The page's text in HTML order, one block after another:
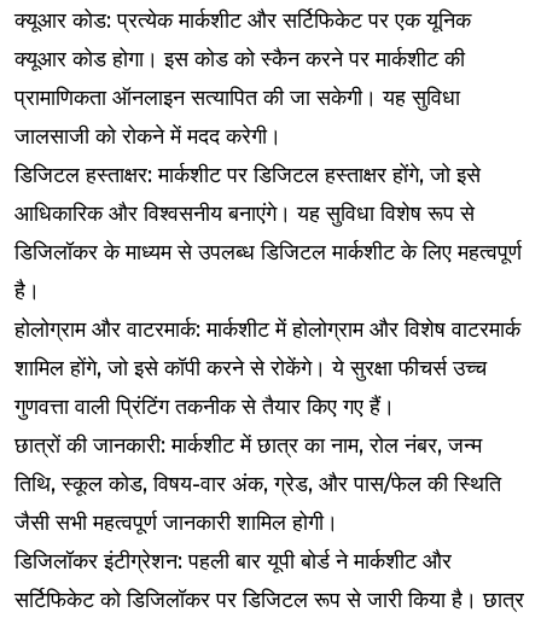
क्यूआर कोड: प्रत्येक मार्कशीट और सर्टिफिकेट पर एक यूनिक
क्यूआर कोड होगा। इस कोड को स्कैन करने पर मार्कशीट की
प्रामाणिकता ऑनलाइन सत्यापित की जा सकेगी। यह सुविधा
जालसाजी को रोकने में मदद करेगी।
डिजिटल हस्ताक्षर: मार्कशीट पर डिजिटल हस्ताक्षर होंगे, जो इसे
आधिकारिक और विश्वसनीय बनाएंगे। यह सुविधा विशेष रूप से
डिजिलॉकर के माध्यम से उपलब्ध डिजिटल मार्कशीट के लिए महत्वपूर्ण
है।
होलोग्राम और वाटरमार्क: मार्कशीट में होलोग्राम और विशेष वाटरमार्क
शामिल होंगे, जो इसे कॉपी करने से रोकेंगे। ये सुरक्षा फीचर्स उच्च
गुणवत्ता वाली प्रिंटिंग तकनीक से तैयार किए गए हैं।
छात्रों की जानकारी: मार्कशीट में छात्र का नाम, रोल नंबर, जन्म
तिथि, स्कूल कोड, विषय-वार अंक, ग्रेड, और पास/फेल की स्थिति
जैसी सभी महत्वपूर्ण जानकारी शामिल होगी।
डिजिलॉकर इंटीग्रेशन: पहली बार यूपी बोर्ड ने मार्कशीट और
सर्टिफिकेट को डिजिलॉकर पर डिजिटल रूप से जारी किया है। छात्र